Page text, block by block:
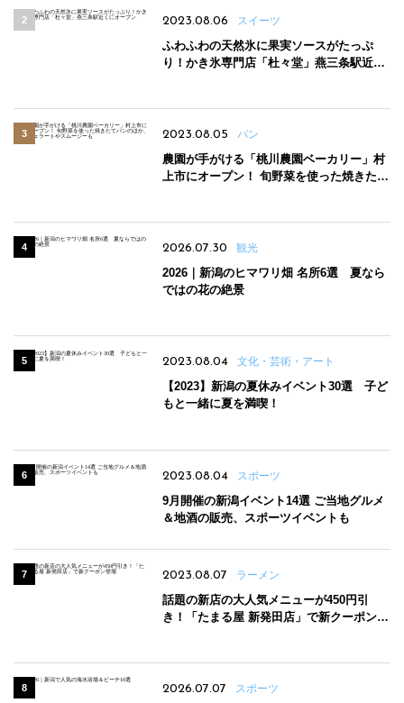
2023.08.06 スイーツ
ふわふわの天然氷に果実ソースがたっぷ
り！かき氷専門店「杜々堂」燕三条駅近く
2023.08.05 パン
農園が手がける「桃川農園ベーカリー」村
上市にオープン！ 旬野菜を使った焼きたて
2026.07.30 観光
2026｜新潟のヒマワリ畑 名所6選 夏なら
ではの花の絶景
2023.08.04 文化・芸術・アート
【2023】新潟の夏休みイベント30選 子ど
もと一緒に夏を満喫！
2023.08.04 スポーツ
9月開催の新潟イベント14選 ご当地グルメ
＆地酒の販売、スポーツイベントも
2023.08.07 ラーメン
話題の新店の大人気メニューが450円引
き！「たまる屋 新発田店」で新クーポン登
2026.07.07 スポーツ